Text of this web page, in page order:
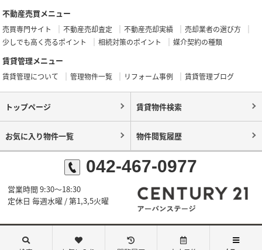
不動産売買メニュー
売買専門サイト 不動産売却査定 不動産売却実績
売却業者の選び方
少しでも高く売るポイント
相続対策のポイント 媒介契約の種類
賃貸管理メニュー
賃貸管理について 管理物件一覧 リフォーム事例 賃貸管理ブログ
トップページ 賃貸物件検索
お気に入り物件一覧 物件閲覧履歴
042-467-0977
営業時間 9:30～18:30
定休日 毎週水曜 / 第1,3,5火曜